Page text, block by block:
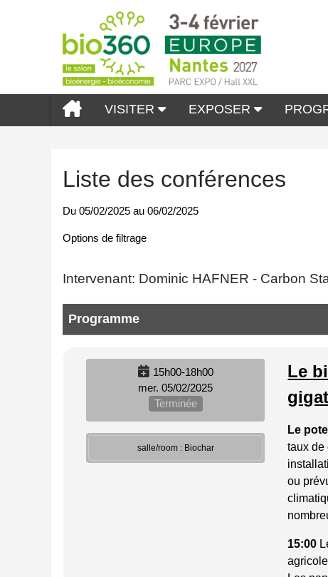
VISITER EXPOSER
Liste des conférences
Du 05/02/2025 au 06/02/2025
Options de filtrage
Intervenant: Dominic HAFNER - Carbon
Programme
15h00-18h00
mer. 05/02/2025
Terminée
salle/room : Biochar
Le
Le
taux de
ou
15:00